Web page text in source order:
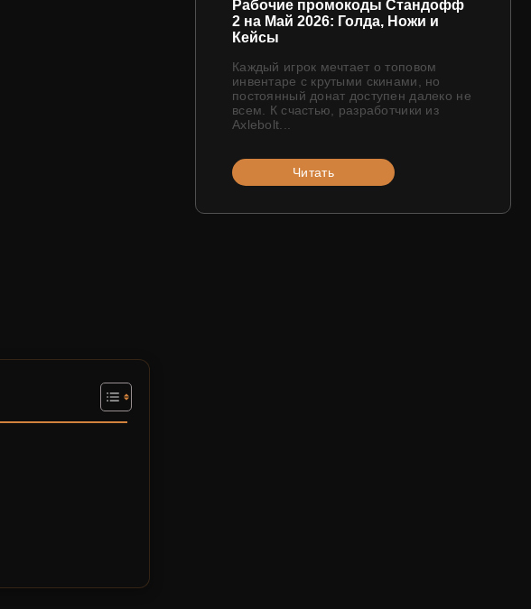
Рабочие промокоды Стандофф
2 на Май 2026: Голда, Ножи и
Кейсы
Каждый игрок мечтает о топовом
инвентаре с крутыми скинами, но
постоянный донат доступен далеко не
всем. К счастью, разработчики из
Axlebolt...
Читать